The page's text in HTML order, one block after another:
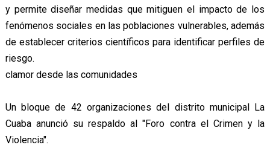
y permite diseñar medidas que mitiguen el impacto de los
fenómenos sociales en las poblaciones vulnerables, además
de establecer criterios científicos para identificar perfiles de
riesgo.
clamor desde las comunidades
Un bloque de 42 organizaciones del distrito municipal La
Cuaba anunció su respaldo al "Foro contra el Crimen y la
Violencia".